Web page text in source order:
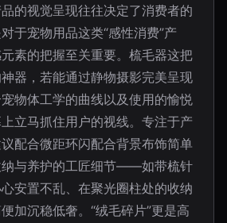
的视觉呈现往往决定了消费者的
于宠物用品这类“感性消费”产
素的把握至关重要。梳毛器这把
器，若能通过静物摄影完美呈现
物体工学的曲线以及使用的愉悦
立马抓住用户的视线。专注于产
配合微距环闪配合背景布饰简单
纳与养护的工匠细节——如带梳针
安置不乱、在聚光圈柱处的收纳
加沉稳低奢。“绒毛碎片”更是高